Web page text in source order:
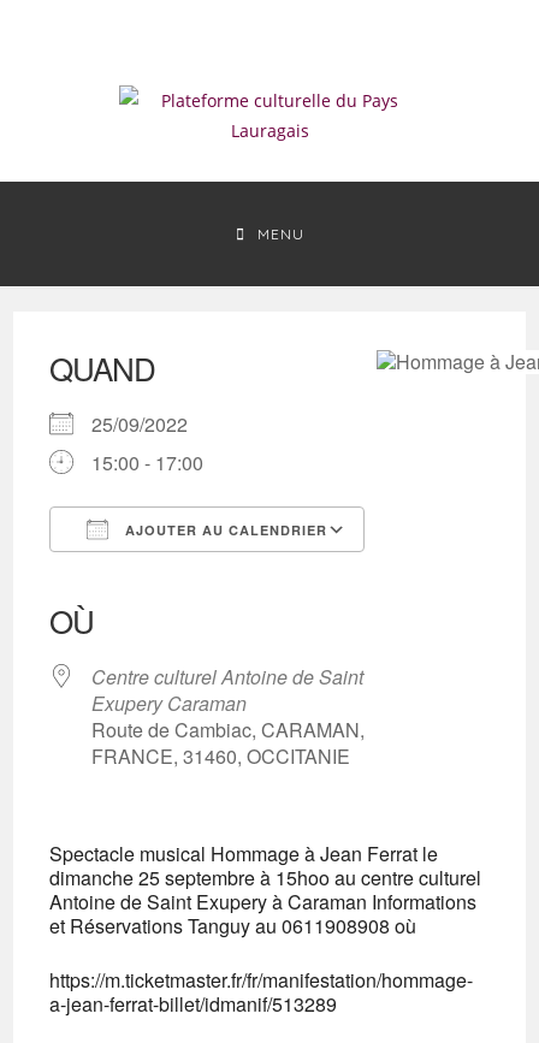
MENU
QUAND
25/09/2022
15:00 - 17:00
AJOUTER AU CALENDRIER
OÙ
Centre culturel Antoine de Saint
Exupery Caraman
Route de Cambiac, CARAMAN,
FRANCE, 31460, OCCITANIE
Spectacle musical Hommage à Jean Ferrat le
dimanche 25 septembre à 15hoo au centre culturel
Antoine de Saint Exupery à Caraman Informations
et Réservations Tanguy au 0611908908 où
https://m.ticketmaster.fr/fr/manifestation/hommage-
a-jean-ferrat-billet/idmanif/513289